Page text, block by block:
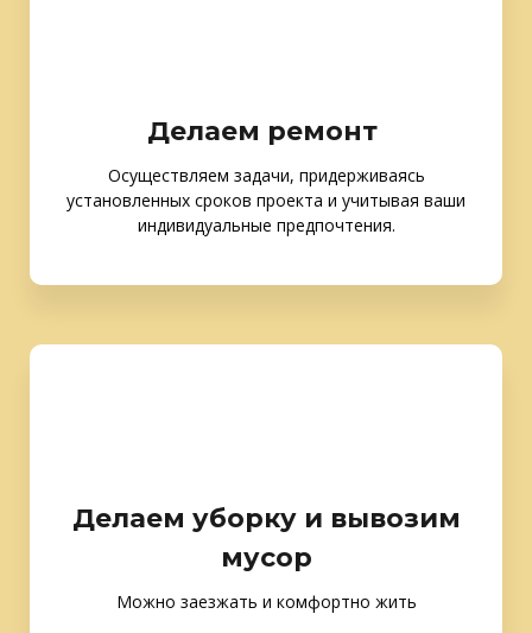
Делаем ремонт
Осуществляем задачи, придерживаясь
установленных сроков проекта и учитывая ваши
индивидуальные предпочтения.
Делаем уборку и вывозим
мусор
Можно заезжать и комфортно жить